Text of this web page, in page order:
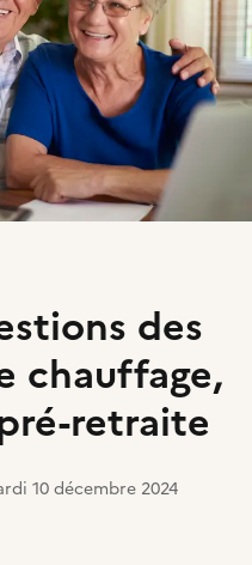
des
chauffage,
retraite
10 décembre 2024